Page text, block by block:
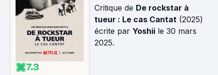
7.3
Critique de De rockstar à
tueur : Le cas Cantat (2025)
écrite par Yoshii le 30 mars
2025.